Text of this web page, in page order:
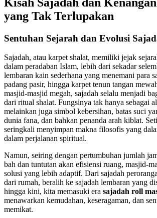
yang Tak Terlupakan
Sentuhan Sejarah dan Evolusi
Sajadah, atau karpet shalat, memiliki jejak
dalam peradaban Islam, lebih dari sekadar
lembaran kain sederhana yang menemani para
padang pasir, hingga karpet tenun tangan
masjid-masjid megah, sajadah selalu menjadi
dari ritual shalat. Fungsinya tak hanya sebagai
melainkan juga simbol kebersihan, batas suci
dunia fana, dan bahkan penanda arah kiblat.
seringkali menyimpan makna filosofis yang
dalam perjalanan spiritual.
Namun, seiring dengan pertumbuhan jumlah
bah dan tuntutan akan efisiensi ruang, masjid-
solusi yang lebih adaptif. Dari sajadah
dari rumah, beralih ke sajadah lembaran yang
hingga kini, kita memasuki era sajadah roll
menawarkan kemudahan, keseragaman, dan
memikat.